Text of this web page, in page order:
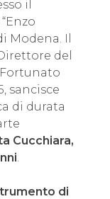
il
Modena. Il
del
sancisce
di durata
Cucchiara,
di